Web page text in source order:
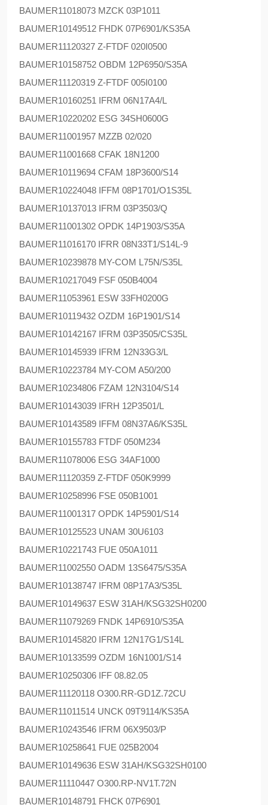
BAUMER11018073 MZCK 03P1011
BAUMER10149512 FHDK 07P6901/KS35A
BAUMER11120327 Z-FTDF 020I0500
BAUMER10158752 OBDM 12P6950/S35A
BAUMER11120319 Z-FTDF 005I0100
BAUMER10160251 IFRM 06N17A4/L
BAUMER10220202 ESG 34SH0600G
BAUMER11001957 MZZB 02/020
BAUMER11001668 CFAK 18N1200
BAUMER10119694 CFAM 18P3600/S14
BAUMER10224048 IFFM 08P1701/O1S35L
BAUMER10137013 IFRM 03P3503/Q
BAUMER11001302 OPDK 14P1903/S35A
BAUMER11016170 IFRR 08N33T1/S14L-9
BAUMER10239878 MY-COM L75N/S35L
BAUMER10217049 FSF 050B4004
BAUMER11053961 ESW 33FH0200G
BAUMER10119432 OZDM 16P1901/S14
BAUMER10142167 IFRM 03P3505/CS35L
BAUMER10145939 IFRM 12N33G3/L
BAUMER10223784 MY-COM A50/200
BAUMER10234806 FZAM 12N3104/S14
BAUMER10143039 IFRH 12P3501/L
BAUMER10143589 IFFM 08N37A6/KS35L
BAUMER10155783 FTDF 050M234
BAUMER11078006 ESG 34AF1000
BAUMER11120359 Z-FTDF 050K9999
BAUMER10258996 FSE 050B1001
BAUMER11001317 OPDK 14P5901/S14
BAUMER10125523 UNAM 30U6103
BAUMER10221743 FUE 050A1011
BAUMER11002550 OADM 13S6475/S35A
BAUMER10138747 IFRM 08P17A3/S35L
BAUMER10149637 ESW 31AH/KSG32SH0200
BAUMER11079269 FNDK 14P6910/S35A
BAUMER10145820 IFRM 12N17G1/S14L
BAUMER10133599 OZDM 16N1001/S14
BAUMER10250306 IFF 08.82.05
BAUMER11120118 O300.RR-GD1Z.72CU
BAUMER11011514 UNCK 09T9114/KS35A
BAUMER10243546 IFRM 06X9503/P
BAUMER10258641 FUE 025B2004
BAUMER10149636 ESW 31AH/KSG32SH0100
BAUMER11110447 O300.RP-NV1T.72N
BAUMER10148791 FHCK 07P6901